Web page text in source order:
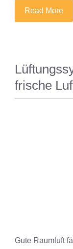
Read More
frische
Gute Raumluft